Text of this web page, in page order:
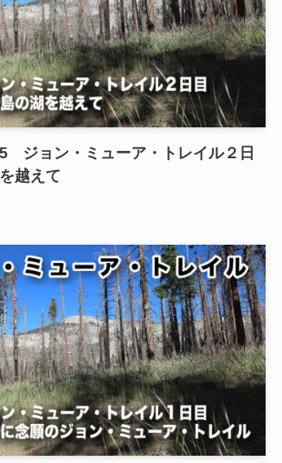
ジョン・ミューア・トレイル２日
越えて